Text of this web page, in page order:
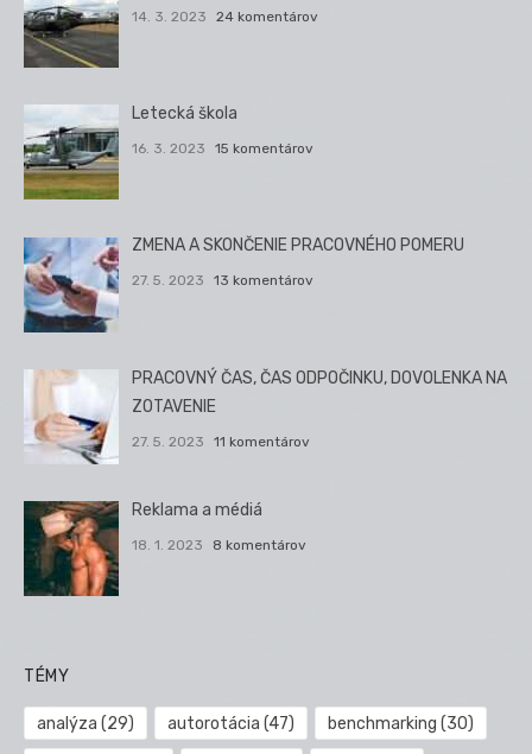
14. 3. 2023 24 komentárov
Letecká škola
16. 3. 2023 15 komentárov
ZMENA A SKONČENIE PRACOVNÉHO POMERU
27. 5. 2023 13 komentárov
PRACOVNÝ ČAS, ČAS ODPOČINKU, DOVOLENKA NA
ZOTAVENIE
27. 5. 2023 11 komentárov
Reklama a médiá
18. 1. 2023 8 komentárov
TÉMY
analýza (29) autorotácia (47) benchmarking (30)